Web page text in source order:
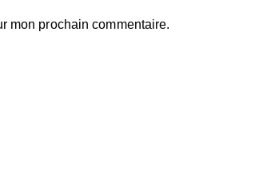
mon prochain commentaire.